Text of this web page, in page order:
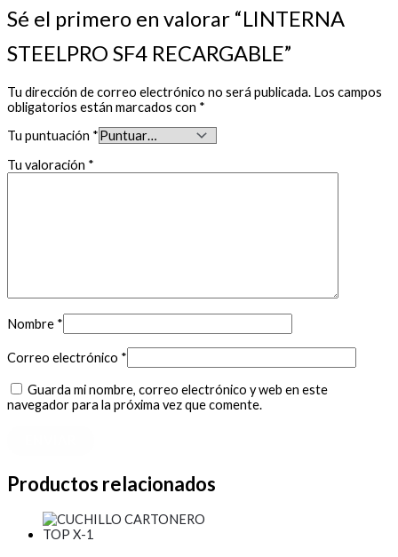
Sé el primero en valorar “LINTERNA
STEELPRO SF4 RECARGABLE”
Tu dirección de correo electrónico no será publicada. Los campos
obligatorios están marcados con *
Tu puntuación *
Tu valoración *
Nombre *
Correo electrónico *
Guarda mi nombre, correo electrónico y web en este
navegador para la próxima vez que comente.
Productos relacionados